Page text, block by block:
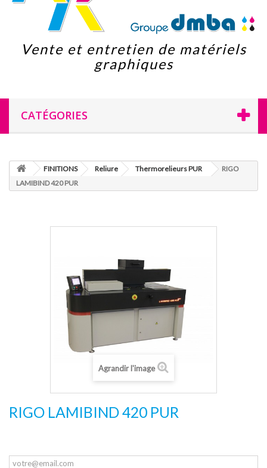
Vente et entretien de matériels
graphiques
CATÉGORIES
FINITIONS Reliure Thermorelieurs PUR
RIGO
LAMIBIND 420 PUR
Agrandir l'image
RIGO LAMIBIND 420 PUR